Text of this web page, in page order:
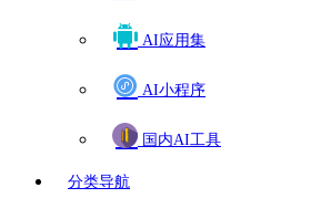
AI应用集
AI小程序
国内AI工具
分类导航